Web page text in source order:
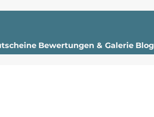
Bewertungen & Galerie Blog